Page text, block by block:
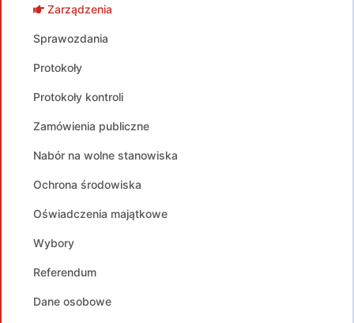
Zarządzenia
Sprawozdania
Protokoły
Protokoły kontroli
Zamówienia publiczne
Nabór na wolne stanowiska
Ochrona środowiska
Oświadczenia majątkowe
Wybory
Referendum
Dane osobowe